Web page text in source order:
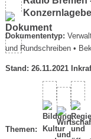
Dokumententyp:
und Rundschreiben •
Stand: 26.11.2021
Themen: